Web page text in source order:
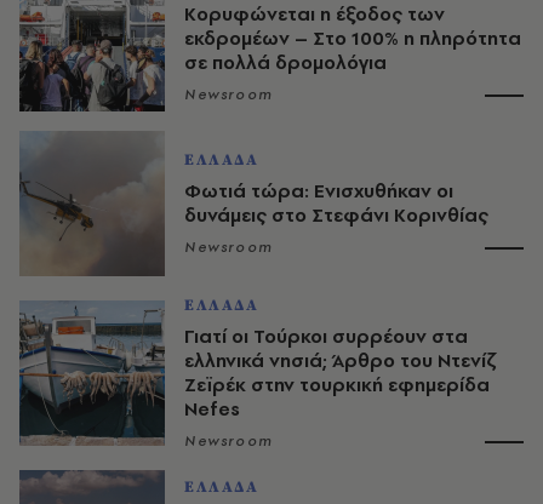
Κορυφώνεται η έξοδος των
εκδρομέων – Στο 100% η πληρότητα
σε πολλά δρομολόγια
Newsroom
ΕΛΛΑΔΑ
Φωτιά τώρα: Ενισχυθήκαν οι
δυνάμεις στο Στεφάνι Κορινθίας
Newsroom
ΕΛΛΑΔΑ
Γιατί οι Τούρκοι συρρέουν στα
ελληνικά νησιά; Άρθρο του Ντενίζ
Ζεϊρέκ στην τουρκική εφημερίδα
Nefes
Newsroom
ΕΛΛΑΔΑ